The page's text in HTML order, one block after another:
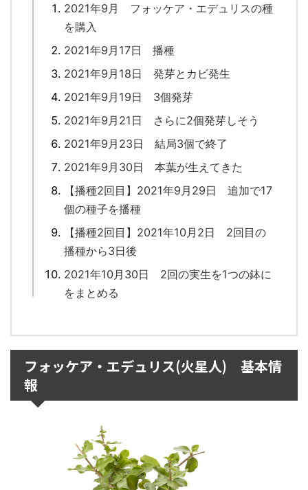
2021年9月 フォッケア・エデュリスの種
を購入
2021年9月17日 播種
2021年9月18日 発芽とカビ発生
2021年9月19日 3個発芽
2021年9月21日 さらに2個発芽しそう
2021年9月23日 結局3個で終了
2021年9月30日 本葉が生えてきた
【播種2回目】2021年9月29日 追加で17
個の種子を播種
【播種2回目】2021年10月2日 2回目の
播種から3日後
2021年10月30日 2回の実生を1つの鉢に
をまとめる
フォッケア・エデュリス(火星人) 基本情
報